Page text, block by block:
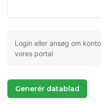
Login eller ansøg om
vores portal
Generér datablad